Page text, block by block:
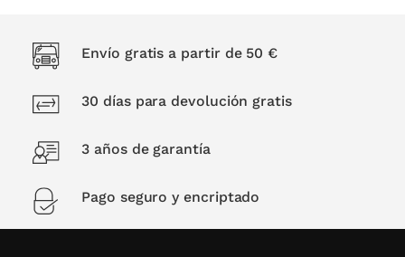
Envío gratis a partir de 50 €
30 días para devolución gratis
3 años de garantía
Pago seguro y encriptado